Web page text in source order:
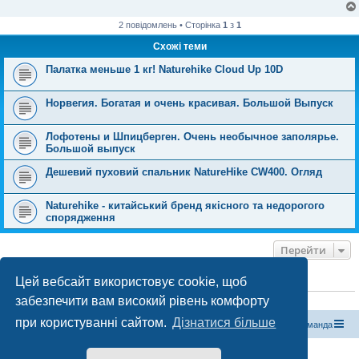
Цей вебсайт використовує cookie, щоб
забезпечити вам високий рівень комфорту
при користуванні сайтом. Дізнатися більше
2 повідомлень • Сторінка 1з 1
Схожі теми
Палатка меньше 1 кг! Naturehike Cloud Up 10D
Норвегия. Богатая и очень красивая. Большой Выпуск
Лофотены и Шпицберген. Очень необычное заполярье.
Большой выпуск
Дешевий пуховий спальник NatureHike CW400. Огляд
Naturehike - китайський бренд якісного та недорогого
спорядження
Перейти
ХТО ЗАРАЗ ОНЛАЙН
Зараз переглядають цей форум:ClaudeBot [бот ШІ]і 0 гостей
Магазин спорядження Туристичний форум «Рюкзак» Команда
Працює на phpBB® Forum Software © phpBB Limited